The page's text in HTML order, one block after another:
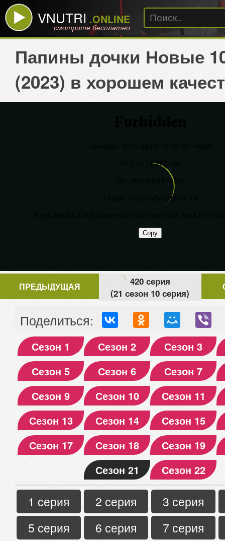
VNUTRI .ONLINE
смотрите бесплатно
Папины дочки Новые
(2023) в хорошем
ПРЕДЫДУЩАЯ
420 серия
(21 сезон 10 серия)
Поделиться:
Сезон 1 Сезон 2
Сезон 3
Сезон 5
Сезон 6
Сезон 7
Сезон 9
Сезон 10
Сезон 11
Сезон 13
Сезон 14
Сезон 15
Сезон 17
Сезон 18
Сезон 19
Сезон 21
Сезон 22
1 серия 2 серия
3 серия
5 серия
6 серия
7 серия